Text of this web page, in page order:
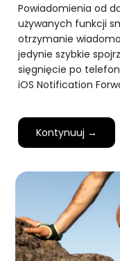
Powiadomienia od
używanych funkcji
otrzymanie
jedynie szybkie
sięgnięcie po
iOS Notification
Kontynuuj →